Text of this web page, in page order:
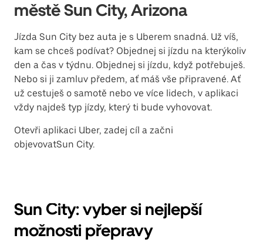
městě Sun City, Arizona
Jízda Sun City bez auta je s Uberem snadná. Už víš,
kam se chceš podívat? Objednej si jízdu na kterýkoliv
den a čas v týdnu. Objednej si jízdu, když potřebuješ.
Nebo si ji zamluv předem, ať máš vše připravené. Ať
už cestuješ o samotě nebo ve více lidech, v aplikaci
vždy najdeš typ jízdy, který ti bude vyhovovat.
Otevři aplikaci Uber, zadej cíl a začni
objevovatSun City.
Sun City: vyber si nejlepší
možnosti přepravy